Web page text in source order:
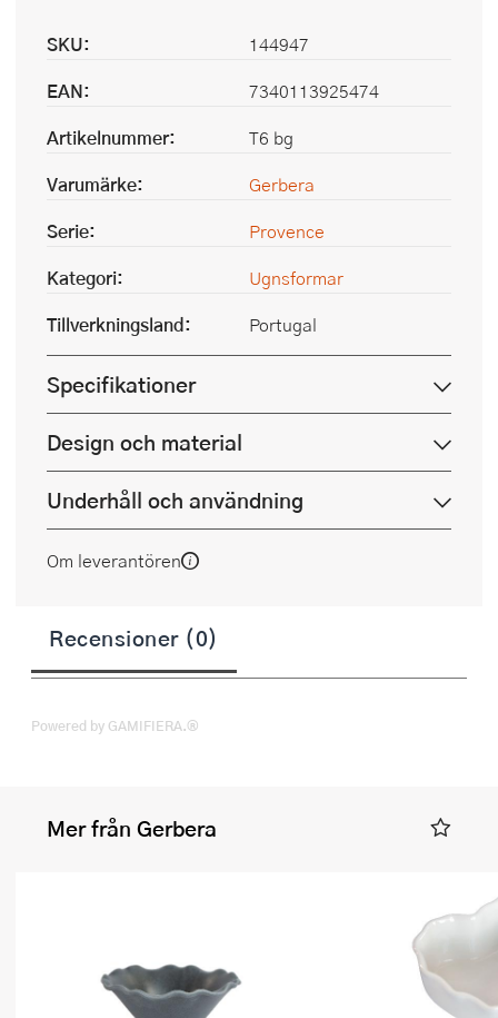
SKU:
144947
EAN:
7340113925474
Artikelnummer:
T6 bg
Varumärke:
Gerbera
Serie:
Provence
Kategori:
Ugnsformar
Tillverkningsland:
Portugal
Specifikationer
Design och material
Underhåll och användning
Om leverantören
Recensioner (0)
Powered by GAMIFIERA.®
Mer från Gerbera